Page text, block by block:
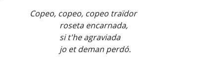
Copeo, copeo, copeo traïdor
roseta encarnada,
si t'he agraviada
jo et deman perdó.